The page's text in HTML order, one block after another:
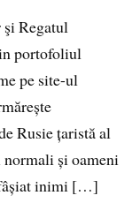
Regatul
portofoliul
pe site-ul
Rusie țaristă al
și oameni
inimi […]